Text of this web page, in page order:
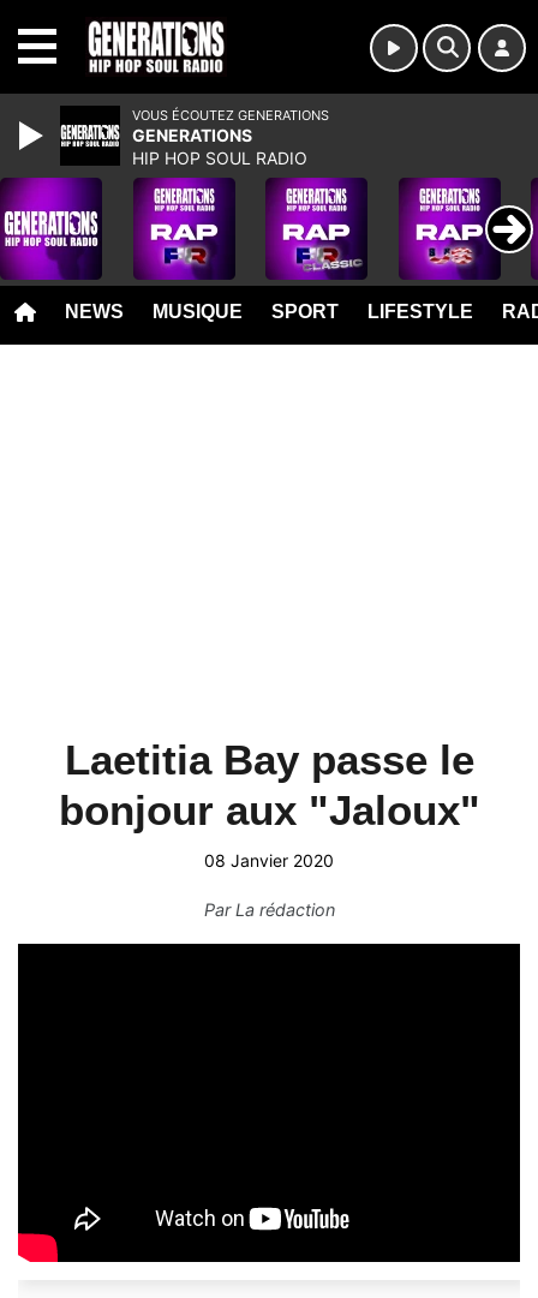
NEWS MUSIQUE SPORT LIFESTYLE
Laetitia Bay passe le
bonjour aux "Jaloux"
08 Janvier 2020
ParLa rédaction
VOUS ÉCOUTEZ GENERATIONS
GENERATIONS
HIP HOP SOUL RADIO